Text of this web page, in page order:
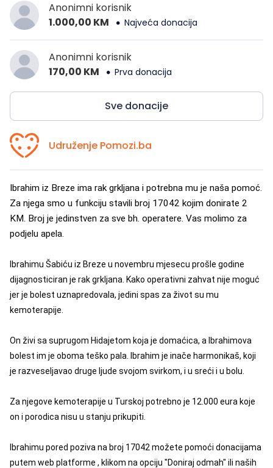
Anonimni korisnik
1.000,00 KM
Najveća donacija
Anonimni korisnik
170,00 KM
Prva donacija
Sve donacije
Udruženje Pomozi.ba
Ibrahim iz Breze ima rak grkljana i potrebna mu je naša pomoć.
Za njega smo u funkciju stavili broj 17042 kojim donirate 2
KM. Broj je jedinstven za sve bh. operatere. Vas molimo za
podjelu apela.
Ibrahimu Šabiću iz Breze u novembru mjesecu prošle godine
dijagnosticiran je rak grkljana. Kako operativni zahvat nije moguć
jer je bolest uznapredovala, jedini spas za život su mu
kemoterapije.
On živi sa suprugom Hidajetom koja je domaćica, a Ibrahimova
bolest im je oboma teško pala. Ibrahim je inače harmonikaš, koji
je razveseljavao druge ljude svojom svirkom, i u sreći i u bolu.
Za njegove kemoterapije u Turskoj potrebno je 12.000 eura koje
on i porodica nisu u stanju prikupiti.
Ibrahimu pored poziva na broj 17042 možete pomoći donacijama
putem web platforme , klikom na opciju "Doniraj odmah" ili naših